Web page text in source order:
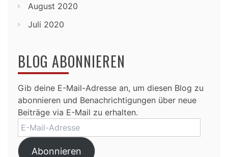
August 2020
Juli 2020
BLOG ABONNIEREN
Gib deine E-Mail-Adresse an, um diesen Blog zu
abonnieren und Benachrichtigungen über neue
Beiträge via E-Mail zu erhalten.
E-
Mail-
AdresseAbonnieren